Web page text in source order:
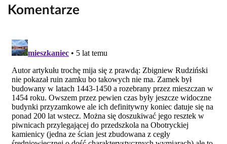
Komentarze